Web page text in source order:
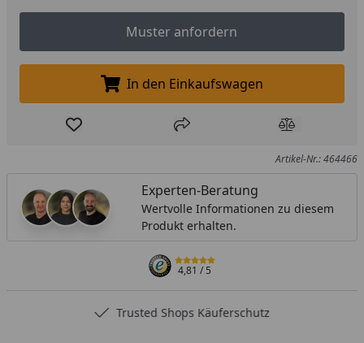
Muster anfordern
Muster anfordern
In den Einkaufswagen legen
In den Einkaufswagen
Produkt zur Wunschliste hinzufügen
Teilen Produkt
Artikel-Nr.: 464466
Experten-Beratung
Wertvolle Informationen zu diesem
Produkt erhalten.
4,81/ 5
Trusted Shops Käuferschutz